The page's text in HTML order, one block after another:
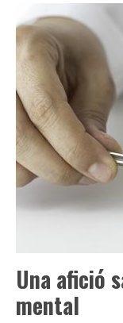
Una afició
mental